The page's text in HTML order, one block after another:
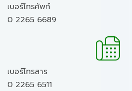
เบอร์โทรศัพท์
0 2265 6689
เบอร์โทรสาร
0 2265 6511